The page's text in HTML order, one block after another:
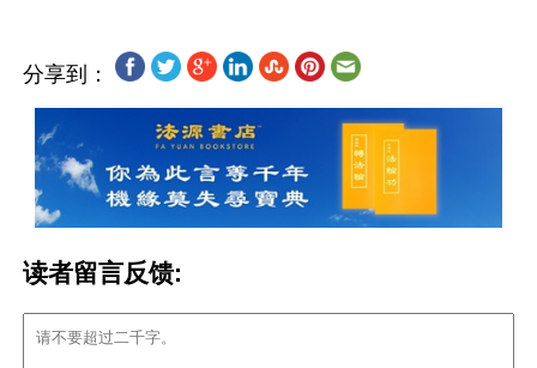
分享到：
读者留言反馈: